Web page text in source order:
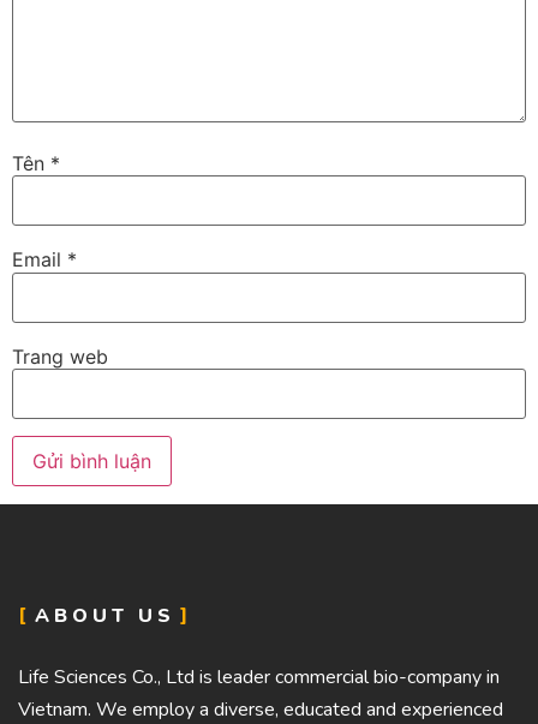
Tên *
Email *
Trang web
ABOUT US
Life Sciences Co., Ltd is leader commercial bio-company in
Vietnam. We employ a diverse, educated and experienced